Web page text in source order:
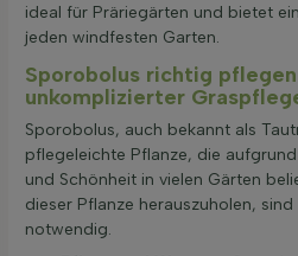
ideal für Präriegärten und bietet
jeden windfesten Garten.
Sporobolus richtig
unkomplizierter
Sporobolus, auch bekannt als
pflegeleichte Pflanze, die
und Schönheit in vielen Gärten
dieser Pflanze herauszuholen,
notwendig.